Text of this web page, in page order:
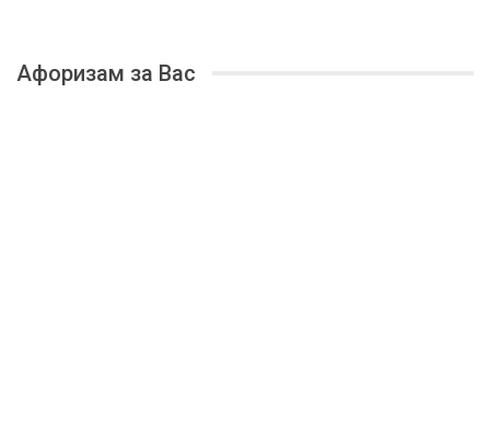
Афоризам за Вас